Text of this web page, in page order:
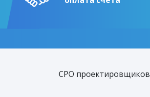
СРО проектировщиков